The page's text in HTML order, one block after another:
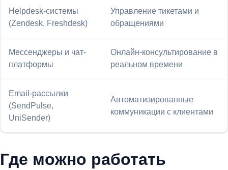
Helpdesk-системы
(Zendesk, Freshdesk)
Управление тикетами и
обращениями
Мессенджеры и чат-
платформы
Онлайн-консультирование в
реальном времени
Email-рассылки
(SendPulse,
UniSender)
Автоматизированные
коммуникации с клиентами
Где можно работать